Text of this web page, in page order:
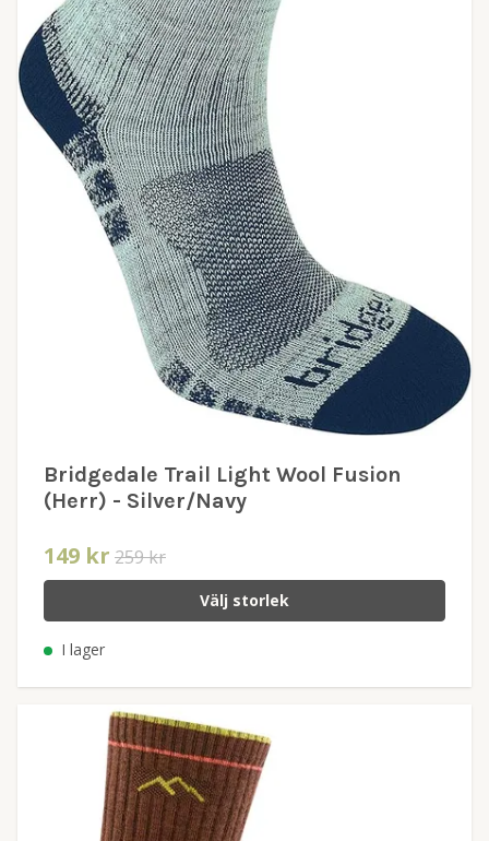
Bridgedale Trail Light Wool Fusion
(Herr) - Silver/Navy
149 kr 259 kr
Välj storlek
I lager